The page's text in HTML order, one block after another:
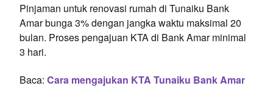
Pinjaman untuk renovasi rumah di Tunaiku Bank
Amar bunga 3% dengan jangka waktu maksimal 20
bulan. Proses pengajuan KTA di Bank Amar minimal
3 hari.
Baca: Cara mengajukan KTA Tunaiku Bank Amar